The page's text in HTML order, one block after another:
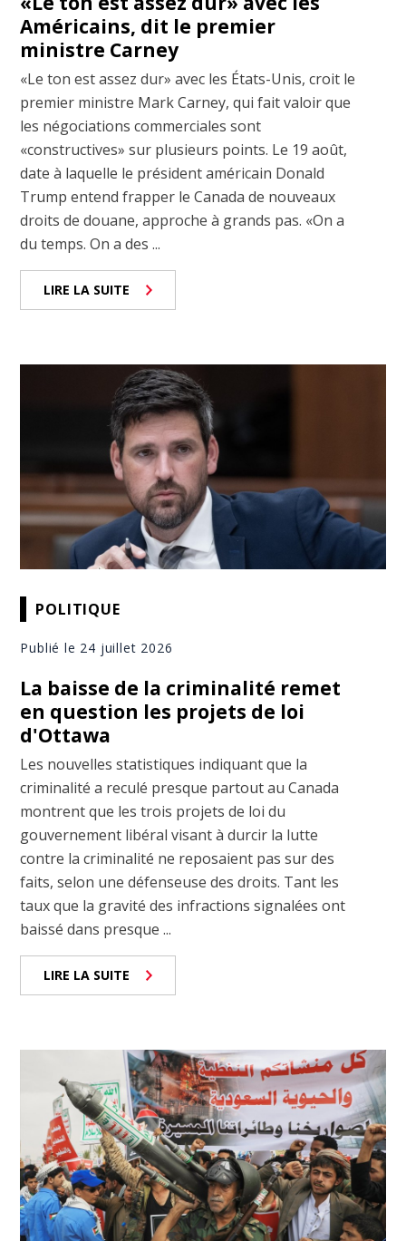
Américains, dit le premier
ministre Carney
«Le ton est assez dur» avec les États-Unis, croit le
premier ministre Mark Carney, qui fait valoir que
les négociations commerciales sont
«constructives» sur plusieurs points. Le 19 août,
date à laquelle le président américain Donald
Trump entend frapper le Canada de nouveaux
droits de douane, approche à grands pas. «On a
du temps. On a des ...
LIRE LA SUITE
POLITIQUE
Publié le 24 juillet 2026
La baisse de la criminalité remet
en question les projets de loi
d'Ottawa
Les nouvelles statistiques indiquant que la
criminalité a reculé presque partout au Canada
montrent que les trois projets de loi du
gouvernement libéral visant à durcir la lutte
contre la criminalité ne reposaient pas sur des
faits, selon une défenseuse des droits. Tant les
taux que la gravité des infractions signalées ont
baissé dans presque ...
LIRE LA SUITE